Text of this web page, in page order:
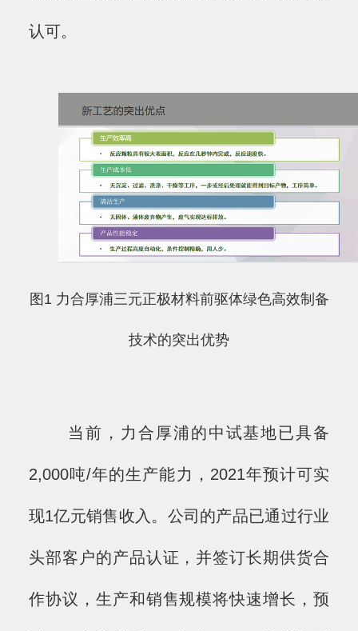
认可。
图 1 力合厚浦三元正极材料前驱体绿色高效制备
技术的突出优势
当前，力合厚浦的中试基地已具备
2,000吨/年的生产能力，2021年预计可实
现1亿元销售收入。公司的产品已通过行业
头部客户的产品认证，并签订长期供货合
作协议，生产和销售规模将快速增长，预